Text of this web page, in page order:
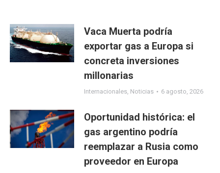
Vaca Muerta podría
exportar gas a Europa si
concreta inversiones
millonarias
Internacionales, Noticias 6 agosto, 2026
Oportunidad histórica: el
gas argentino podría
reemplazar a Rusia como
proveedor en Europa